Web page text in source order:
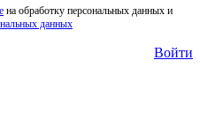
на обработку персональных данных и
данных
Войти